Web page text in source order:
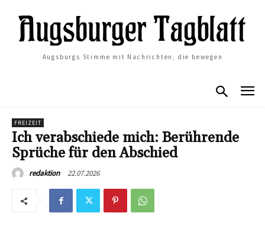
Augsburgs Stimme mit Nachrichten, die bewegen
FREIZEIT
Ich verabschiede mich: Berührende
Sprüche für den Abschied
redaktion 22.07.2026